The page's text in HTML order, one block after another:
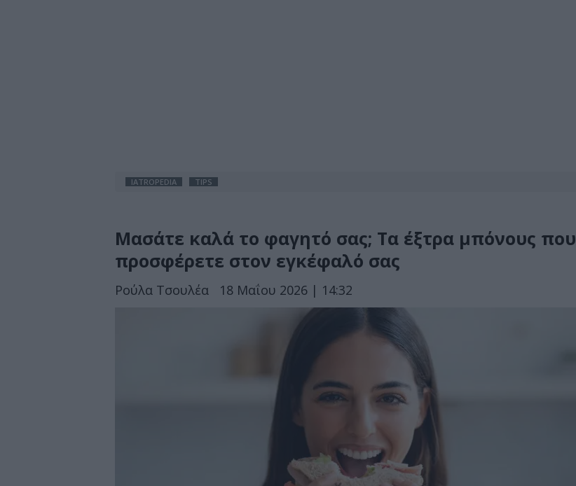
IATROPEDIA TIPS
Μασάτε καλά το φαγητό σας; Τα έξτρα μπόνους που
προσφέρετε στον εγκέφαλό σας
Ρούλα Τσουλέα 18 Μαΐου 2026 | 14:32